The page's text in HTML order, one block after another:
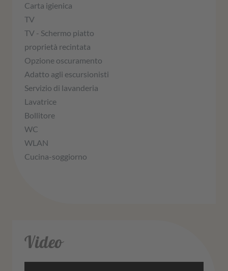
Carta igienica
TV
TV - Schermo piatto
proprietà recintata
Opzione oscuramento
Adatto agli escursionisti
Servizio di lavanderia
Lavatrice
Bollitore
WC
WLAN
Cucina-soggiorno
Video